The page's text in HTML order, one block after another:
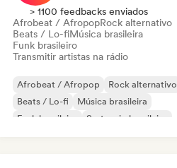
> 1100 feedbacks enviados
Afrobeat / AfropopRock alternativo
Beats / Lo-fiMúsica brasileira
Funk brasileiro
Transmitir artistas na rádio
Afrobeat / Afropop
Rock alternativo
Beats / Lo-fi
Música brasileira
Funk brasileiro
Sertanejo brasileiro